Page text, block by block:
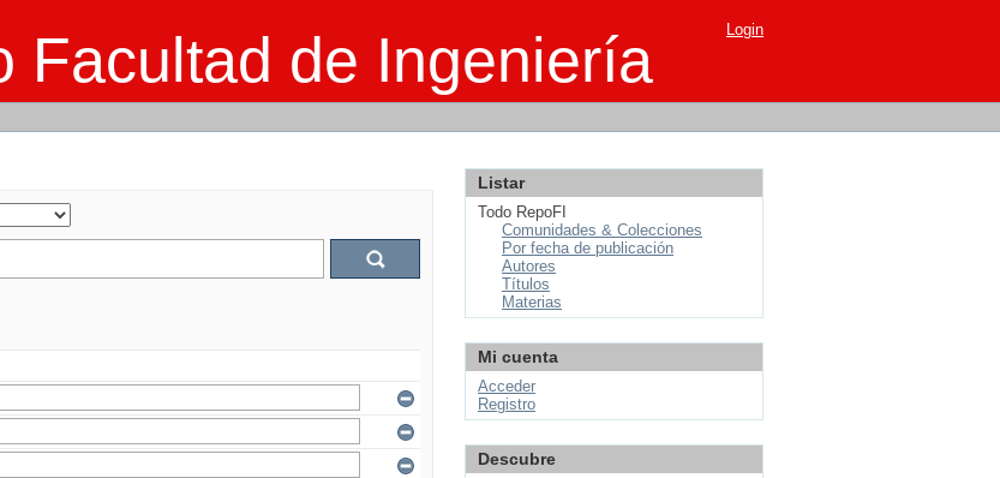
Facultad de Ingeniería Login
Listar
Todo RepoFI
Comunidades & Colecciones
Por fecha de publicación
Autores
Títulos
Materias
Mi cuenta
Acceder
Registro
Descubre